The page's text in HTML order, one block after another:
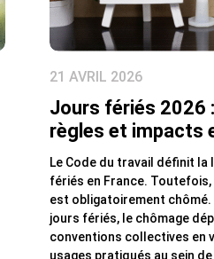
21 AVRIL 2026
Jours fériés 2026
règles et impacts
Le Code du travail définit la
fériés en France. Toutefois,
est obligatoirement
jours fériés, le chômage
conventions collectives en
usages pratiqués au sein de